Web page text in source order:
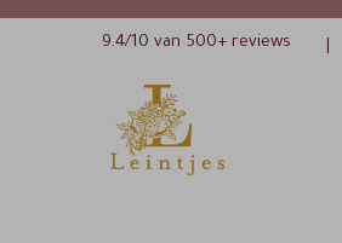
9.4/10 van 500+ reviews